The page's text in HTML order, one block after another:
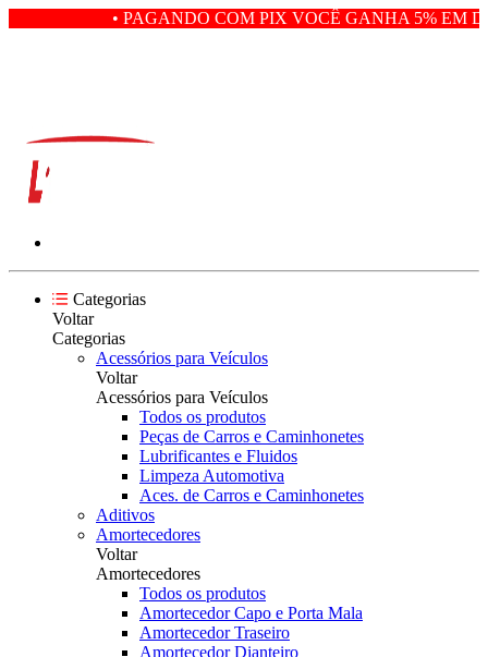
• PAGANDO COM PIX VOCÊ GANHA 5% EM
Categorias
Voltar
Categorias
Acessórios para Veículos
Voltar
Acessórios para Veículos
Todos os produtos
Peças de Carros e Caminhonetes
Lubrificantes e Fluidos
Limpeza Automotiva
Aces. de Carros e Caminhonetes
Aditivos
Amortecedores
Voltar
Amortecedores
Todos os produtos
Amortecedor Capo e Porta Mala
Amortecedor Traseiro
Amortecedor Dianteiro